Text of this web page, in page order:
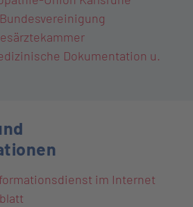
Dokumentation u.
im Internet